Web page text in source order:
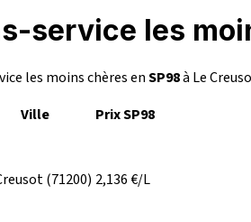
service les
les moins chères enSP98à Le
Ville Prix SP98
(71200) 2,136€/L